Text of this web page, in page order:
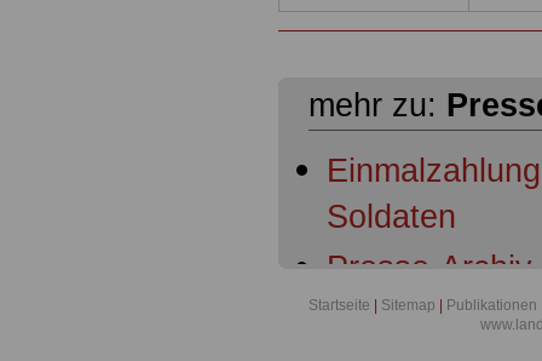
mehr zu:
Soldaten
Presse-
- Buchstabe A
Startseite Sitemap Publikationen